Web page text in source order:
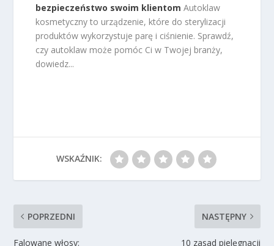
bezpieczeństwo swoim klientom Autoklaw
kosmetyczny to urządzenie, które do sterylizacji
produktów wykorzystuje parę i ciśnienie. Sprawdź,
czy autoklaw może pomóc Ci w Twojej branży,
dowiedz...
WSKAŹNIK:
POPRZEDNI
Falowane włosy:
NASTĘPNY
10 zasad pielęgnacji